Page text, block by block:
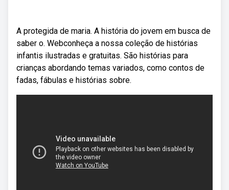
A protegida de maria. A história do jovem em busca de
saber o. Webconheça a nossa coleção de histórias
infantis ilustradas e gratuitas. São histórias para
crianças abordando temas variados, como contos de
fadas, fábulas e histórias sobre.